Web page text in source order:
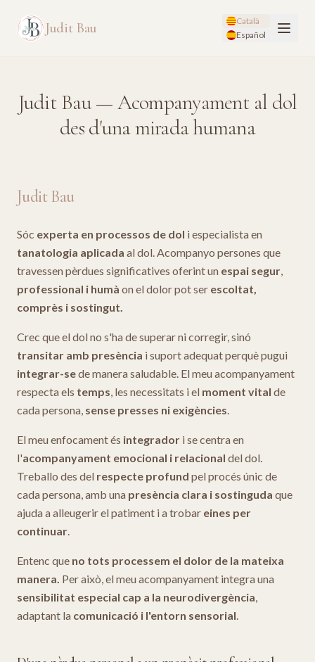
Judit Bau
Català
Español
Judit Bau — Acompanyament al dol
des d'una mirada humana
Judit Bau
Sóc experta en processos de dol i especialista en
tanatologia aplicada al dol. Acompanyo persones que
travessen pèrdues significatives oferint un espai segur,
professional i humà on el dolor pot ser escoltat,
comprès i sostingut.
Crec que el dol no s'ha de superar ni corregir, sinó
transitar amb presència i suport adequat perquè pugui
integrar-sede manera saludable. El meu acompanyament
respecta els temps, les necessitats i el moment vital de
cada persona, sense presses ni exigències.
El meu enfocament és integrador i se centra en
l'acompanyament emocional i relacional del dol.
Treballo des del respecte profund pel procés únic de
cada persona, amb una presència clara i sostinguda que
ajuda a alleugerir el patiment i a trobar eines per
continuar.
Entenc que no tots processem el dolor de la mateixa
manera. Per això, el meu acompanyament integra una
sensibilitat especial cap a la neurodivergència,
adaptant la comunicació i l'entorn sensorial.